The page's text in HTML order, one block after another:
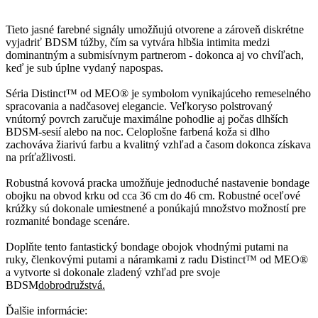
Tieto jasné farebné signály umožňujú otvorene a zároveň diskrétne
vyjadriť BDSM túžby, čím sa vytvára hlbšia intimita medzi
dominantným a submisívnym partnerom - dokonca aj vo chvíľach,
keď je sub úplne vydaný napospas.
Séria Distinct™ od MEO® je symbolom vynikajúceho remeselného
spracovania a nadčasovej elegancie. Veľkoryso polstrovaný
vnútorný povrch zaručuje maximálne pohodlie aj počas dlhších
BDSM-sesií alebo na noc. Celoplošne farbená koža si dlho
zachováva žiarivú farbu a kvalitný vzhľad a časom dokonca získava
na príťažlivosti.
Robustná kovová pracka umožňuje jednoduché nastavenie bondage
obojku na obvod krku od cca 36 cm do 46 cm. Robustné oceľové
krúžky sú dokonale umiestnené a ponúkajú množstvo možností pre
rozmanité bondage scenáre.
Doplňte tento fantastický bondage obojok vhodnými putami na
ruky, členkovými putami a náramkami z radu Distinct™ od MEO®
a vytvorte si dokonale zladený vzhľad pre svoje
BDSMdobrodružstvá.
Ďalšie informácie: